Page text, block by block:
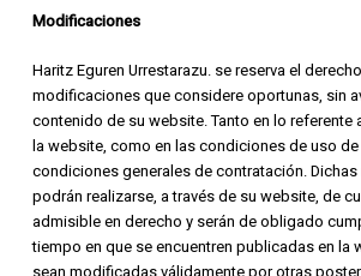
Modificaciones
Haritz Eguren Urrestarazu. se reserva el
modificaciones que considere oportunas, sin
contenido de su website. Tanto en lo
la website, como en las condiciones de uso
condiciones generales de contratación.
podrán realizarse, a través de su website, de
admisible en derecho y serán de obligado
tiempo en que se encuentren publicadas en la
sean modificadas válidamente por otras